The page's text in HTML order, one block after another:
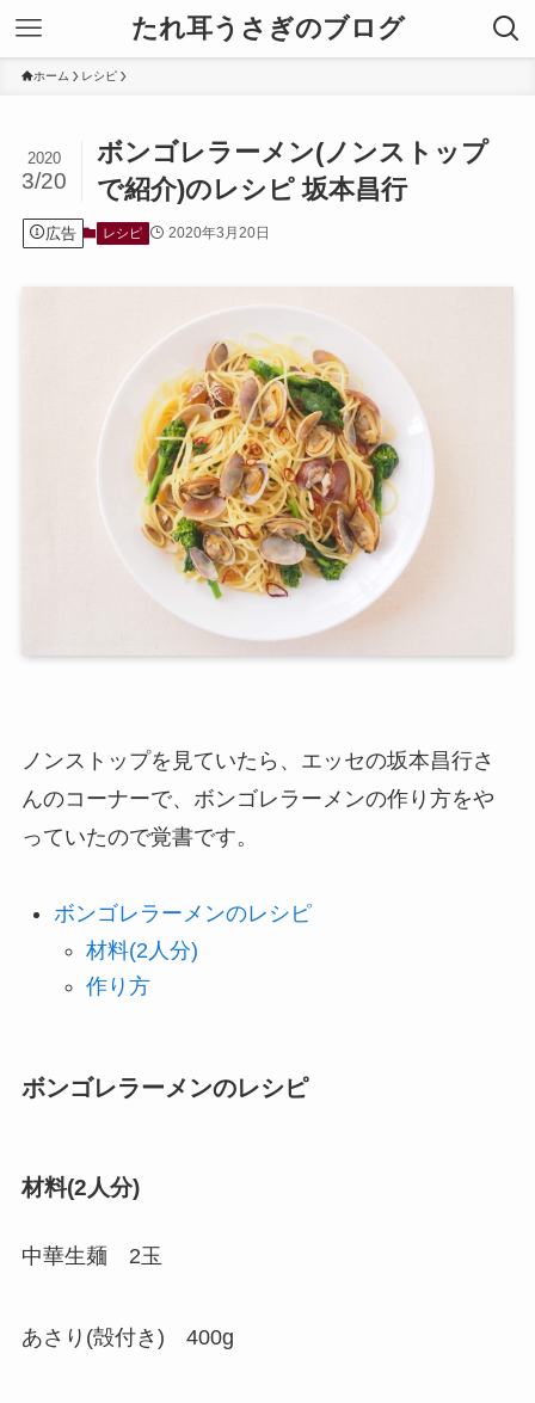
たれ耳うさぎのブログ
ホーム レシピ
ボンゴレラーメン(ノンストップ
で紹介)のレシピ 坂本昌行
2020
3/20
広告 レシピ 2020年3月20日
ノンストップを見ていたら、エッセの坂本昌行さ
んのコーナーで、ボンゴレラーメンの作り方をや
っていたので覚書です。
ボンゴレラーメンのレシピ
材料(2人分)
作り方
ボンゴレラーメンのレシピ
材料(2人分)
中華生麺 2玉
あさり(殻付き) 400g